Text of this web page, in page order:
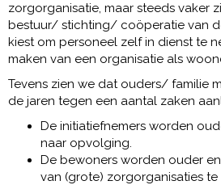
zorgorganisatie, maar steeds vaker
bestuur/ stichting/ coöperatie van
kiest om personeel zelf in dienst te
maken van een organisatie als
Tevens zien we dat ouders/ familie
de jaren tegen een aantal zaken
De initiatiefnemers worden
naar opvolging.
De bewoners worden ouder
van (grote) zorgorganisaties te